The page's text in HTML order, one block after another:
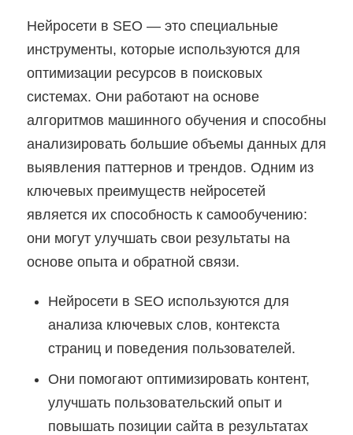
Нейросети в SEO — это специальные
инструменты, которые используются для
оптимизации ресурсов в поисковых
системах. Они работают на основе
алгоритмов машинного обучения и способны
анализировать большие объемы данных для
выявления паттернов и трендов. Одним из
ключевых преимуществ нейросетей
является их способность к самообучению:
они могут улучшать свои результаты на
основе опыта и обратной связи.
Нейросети в SEO используются для
анализа ключевых слов, контекста
страниц и поведения пользователей.
Они помогают оптимизировать контент,
улучшать пользовательский опыт и
повышать позиции сайта в результатах